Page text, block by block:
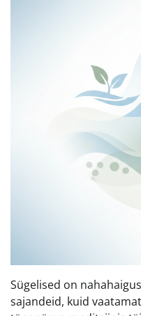
Sügelised on
sajandeid, kuid